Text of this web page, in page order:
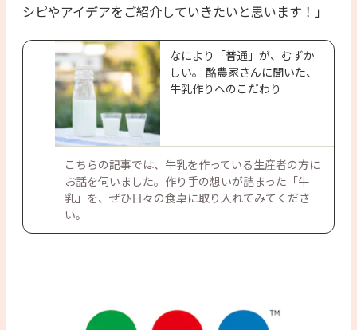
シピやアイデアをご紹介していきたいと思います！」
なにより「普通」が、むずか
しい。 酪農家さんに聞いた、
牛乳作りへのこだわり
こちらの記事では、牛乳を作っている生産者の方に
お話を伺いました。作り手の想いが詰まった「牛
乳」を、ぜひ日々の食卓に取り入れてみてくださ
い。